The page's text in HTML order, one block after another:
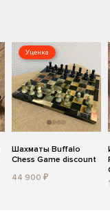
Уценка
Шахматы Buffalo
Chess Game discount
44 900 ₽